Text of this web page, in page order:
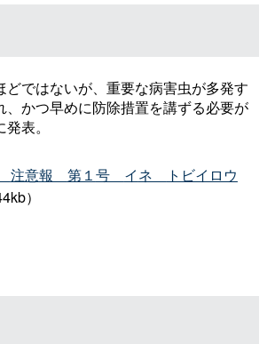
どではないが、重要な病害虫が多発す
、かつ早めに防除措置を講ずる必要が
表。
注意報 第１号 イネ
トビイロウ
）